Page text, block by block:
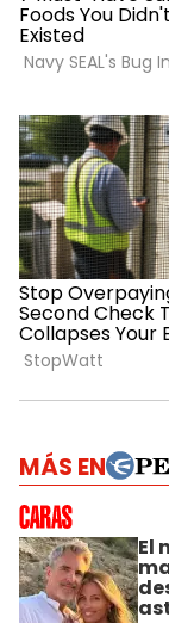
MÁS EN
El